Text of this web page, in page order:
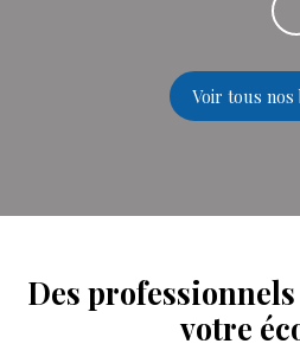
Voir tous nos
Des
votre